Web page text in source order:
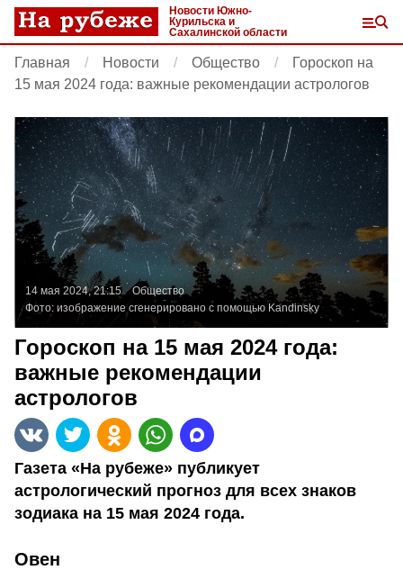
Новости Южно-
Курильска и
Сахалинской области
Главная Новости Общество
Гороскоп на
15 мая 2024 года: важные рекомендации астрологов
14 мая 2024, 21:15
Общество
Фото: изображение сгенерировано с помощью Kandinsky
Гороскоп на 15 мая 2024 года:
важные рекомендации
астрологов
Газета «На рубеже» публикует
астрологический прогноз для всех знаков
зодиака на 15 мая 2024 года.
Овен